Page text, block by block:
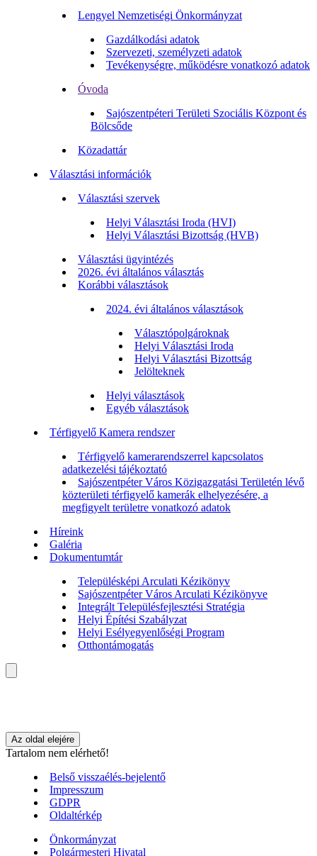
Lengyel Nemzetiségi Önkormányzat
Gazdálkodási adatok
Szervezeti, személyzeti adatok
Tevékenységre, működésre vonatkozó adatok
Óvoda
Sajószentpéteri Területi Szociális Központ és
Bölcsőde
Közadattár
Választási információk
Választási szervek
Helyi Választási Iroda (HVI)
Helyi Választási Bizottság (HVB)
Választási ügyintézés
2026. évi általános választás
Korábbi választások
2024. évi általános választások
Választópolgároknak
Helyi Választási Iroda
Helyi Választási Bizottság
Jelölteknek
Helyi választások
Egyéb választások
Térfigyelő Kamera rendszer
Térfigyelő kamerarendszerrel kapcsolatos
adatkezelési tájékoztató
Sajószentpéter Város Közigazgatási Területén lévő
közterületi térfigyelő kamerák elhelyezésére, a
megfigyelt területre vonatkozó adatok
Híreink
Galéria
Dokumentumtár
Településképi Arculati Kézikönyv
Sajószentpéter Város Arculati Kézikönyve
Integrált Településfejlesztési Stratégia
Helyi Építési Szabályzat
Helyi Esélyegyenlőségi Program
Otthontámogatás
Az oldal elejére
Tartalom nem elérhető!
Belső visszaélés-bejelentő
Impresszum
GDPR
Oldaltérkép
Önkormányzat
Polgármesteri Hivatal